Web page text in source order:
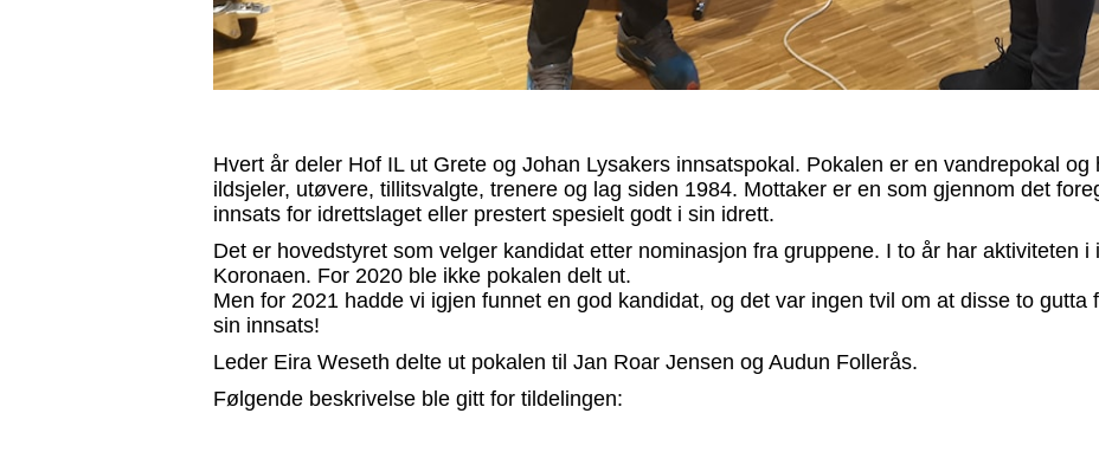
Hvert år deler Hof IL ut Grete og Johan Lysakers innsatspokal. Pokalen er en vandrepokal
ildsjeler, utøvere, tillitsvalgte, trenere og lag siden 1984. Mottaker er en som gjennom det
innsats for idrettslaget eller prestert spesielt godt i sin idrett.
Det er hovedstyret som velger kandidat etter nominasjon fra gruppene. I to år har aktiviteten i
Koronaen. For 2020 ble ikke pokalen delt ut.
Men for 2021 hadde vi igjen funnet en god kandidat, og det var ingen tvil om at disse to gutta
sin innsats!
Leder Eira Weseth delte ut pokalen til Jan Roar Jensen og Audun Follerås.
Følgende beskrivelse ble gitt for tildelingen: